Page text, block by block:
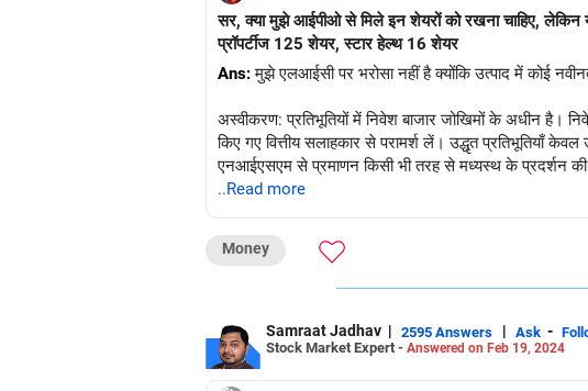
सर, क्या मुझे आईपीओ से मिले इन शेयरों को रखना चाहिए,
प्रॉपर्टीज 125 शेयर, स्टार हेल्थ 16 शेयर
Ans:मुझे एलआईसी पर भरोसा नहीं है क्योंकि उत्पाद में कोई
अस्वीकरण: प्रतिभूतियों में निवेश बाजार जोखिमों के अधीन है।
किए गए वित्तीय सलाहकार से परामर्श लें। उद्धृत प्रतिभूतियाँ
एनआईएसएम से प्रमाणन किसी भी तरह से मध्यस्थ के प्रदर्शन की
..Read more
Money
Samraat Jadhav | 2595 Answers | Ask -
Stock Market Expert - Answered on Feb 19, 2024